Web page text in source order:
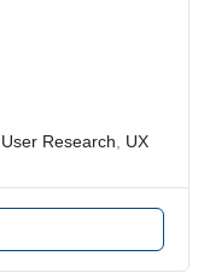
User Research UX